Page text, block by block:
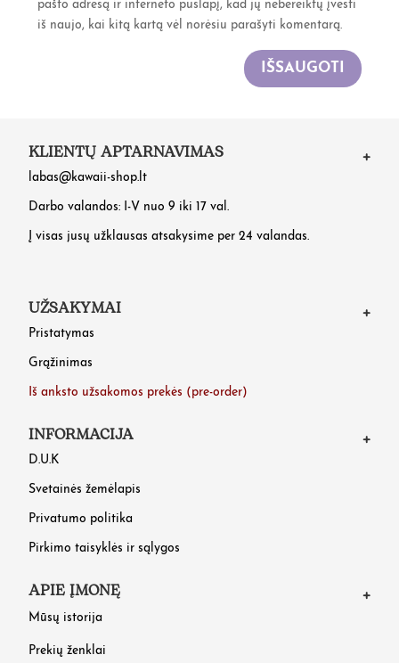
pašto adresą ir interneto puslapį, kad jų nebereiktų įvesti
iš naujo, kai kitą kartą vėl norėsiu parašyti komentarą.
IŠSAUGOTI
KLIENTŲ APTARNAVIMAS
labas@kawaii-shop.lt
Darbo valandos: I-V nuo 9 iki 17 val.
Į visas jusų užklausas atsakysime per 24 valandas.
UŽSAKYMAI
Pristatymas
Grąžinimas
Iš anksto užsakomos prekės (pre-order)
INFORMACIJA
D.U.K
Svetainės žemėlapis
Privatumo politika
Pirkimo taisyklės ir sąlygos
APIE ĮMONĘ
Mūsų istorija
Prekių ženklai